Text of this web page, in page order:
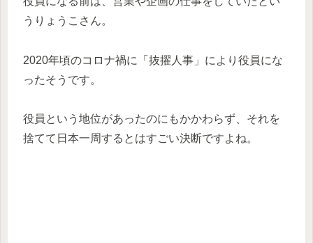
うりょうこさん。
2020年頃のコロナ禍に「抜擢人事」により役員にな
ったそうです。
役員という地位があったのにもかかわらず、それを
捨てて日本一周するとはすごい決断ですよね。